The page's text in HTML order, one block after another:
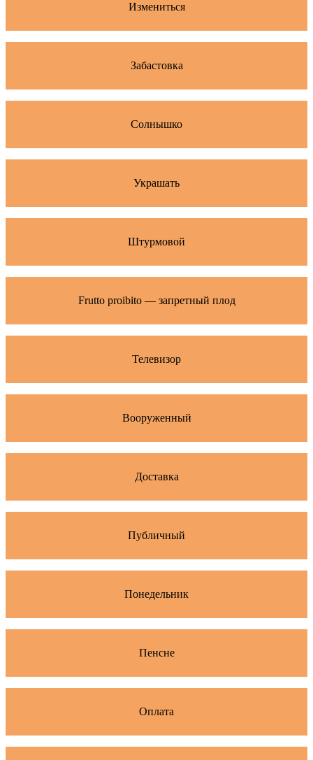
Измениться
Забастовка
Солнышко
Украшать
Штурмовой
Frutto proibito — запретный плод
Телевизор
Вооруженный
Доставка
Публичный
Понедельник
Пенсне
Оплата